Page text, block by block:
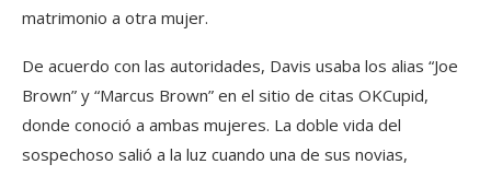
matrimonio a otra mujer.
De acuerdo con las autoridades, Davis usaba los alias “Joe
Brown” y “Marcus Brown” en el sitio de citas OKCupid,
donde conoció a ambas mujeres. La doble vida del
sospechoso salió a la luz cuando una de sus novias,